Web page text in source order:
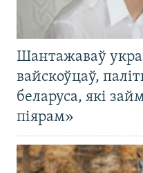
Шантажаваў
вайскоўцаў,
беларуса, які
піярам»